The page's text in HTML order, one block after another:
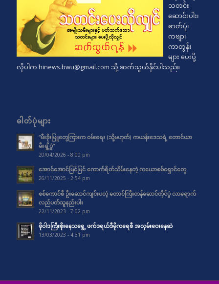
သတင်း
ဆောင်းပါး၊
ဓာတ်ပုံ၊
ကဗျာ၊
ကာတွန်း
များ ပေးပို့
လိုပါက hinews.bwu@gmail.com သို့ ဆက်သွယ်နိုင်ပါသည်။
ဓါတ်ပုံများ
“မီးခိုးမြူတွေကြားက ဝမ်းရေး (သို့မဟုတ်) ကယန်းဒေသရဲ့ တောင်ယာ
မီးရှို့ပွဲ”
20/04/2026 - 8:00 pm
အောင်အောင်မြင်မြင် ကောက်ရိတ်သိမ်းနေတဲ့ ကယောစစ်ရှောင်တွေ
26/11/2025 - 2:54 pm
စစ်ကောင်စီ ဦးဆောင်ကျင်းပတဲ့ တောင်ကြီးတန်ဆောင်တိုင်ပွဲ လာရောက်
လည်ပတ်သူနည်းပါး
22/11/2023 - 7:02 pm
ဖိုဝါဒကြီးစိုးနေသရွေ့ ဖက်ဒရယ်ဒီမိုကရေစီ အလှမ်းဝေးနေဆဲ
13/03/2023 - 4:31 pm